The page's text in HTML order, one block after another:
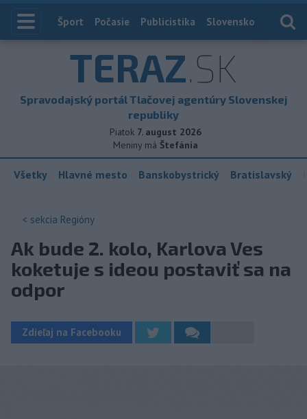
Index
Šport Počasie Publicistika Slovensko
TERAZ.SK
Spravodajský portál Tlačovej agentúry Slovenskej
republiky
Piatok 7. august 2026
Meniny má Štefánia
Všetky Hlavné mesto Banskobystrický Bratislavský
< sekcia Regióny
Ak bude 2. kolo, Karlova Ves
koketuje s ideou postaviť sa na
odpor
Zdieľaj na Facebooku